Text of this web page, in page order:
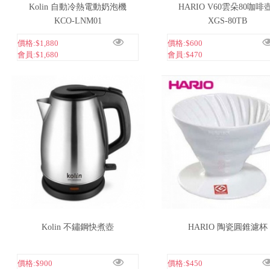
Kolin 自動冷熱電動奶泡機
KCO-LNM01
價格:$1,880
會員:$1,680
HARIO V60雲朵80咖啡
XGS-80TB
價格:$600
會員:$470
Kolin 不鏽鋼快煮壺
價格:$900
HARIO 陶瓷圓錐濾杯
價格:$450